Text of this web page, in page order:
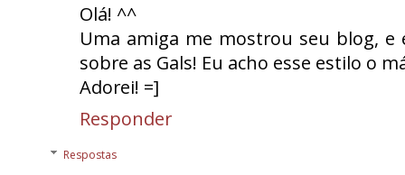
Olá! ^^
Uma amiga me mostrou seu blog,
sobre as Gals! Eu acho esse estilo o
Adorei! =]
Responder
Respostas